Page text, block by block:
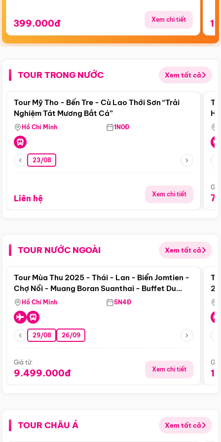
399.000đ Xem chi tiết
TOUR TRONG NƯỚC Xem tất cả
Điểm nổi bật
Tour Mỹ Tho - Bến Tre - Cù Lao Thới Sơn “Trải
Nghiệm Tát Mương Bắt Cá”
Hồ Chí Minh 1N0Đ
23/08
Liên hệ Xem chi tiết
TOUR NƯỚC NGOÀI Xem tất cả
Điểm nổi bật
Tour Mùa Thu 2025 - Thái - Lan - Biển Jomtien -
Chợ Nổi - Muang Boran Suanthai - Buffet Du
Thuyền Sông Chaophraya
Hồ Chí Minh 5N4Đ
29/08 26/09
Giá từ:
9.499.000đ Xem chi tiết
TOUR CHÂU Á Xem tất cả
Điểm nổi bật